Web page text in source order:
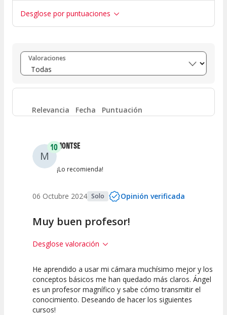
Desglose por puntuaciones
Entre 8 y 10 (28)
Entre 6 y 8 (4)
Entre 4 y 6 0
Entre 0 y 2
Valoraciones
Relevancia Fecha Puntuación
M
10MONTSE
¡Lo recomienda!
06 Octubre 2024 Solo Opinión verificada
Muy buen profesor!
Desglose valoración
10
Calidad de la
Actividad
10
Atención del
Personal /
He aprendido a usar mi cámara muchísimo mejor y los
conceptos básicos me han quedado más claros. Ángel
es un profesor magnífico y sabe cómo transmitir el
conocimiento. Deseando de hacer los siguientes
cursos!